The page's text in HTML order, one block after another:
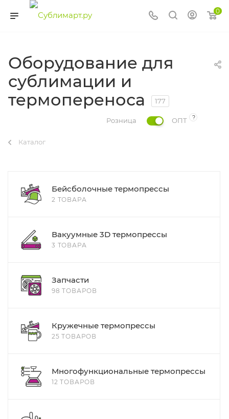
0
Оборудование для
сублимации и
термопереноса
177
?
Розница ОПТ
Каталог
Бейсболочные термопрессы
2 ТОВАРА
Вакуумные 3D термопрессы
3 ТОВАРА
Запчасти
98 ТОВАРОВ
Кружечные термопрессы
25 ТОВАРОВ
Многофункциональные термопрессы
12 ТОВАРОВ